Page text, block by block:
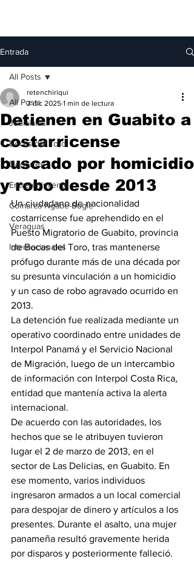
Entrada
All Posts
Judiciales
Bocas del Toro
Deportes
Entretenimiento
Comarca Ngäbe-Buglé
Veraguas
Internacionales
All Posts
Detienen en Guabito a
costarricense
buscado por homicidio
y robo desde 2013
retenchiriqui
3 dic 2025 1 min de lectura
Un ciudadano de nacionalidad
costarricense fue aprehendido en el
Puesto Migratorio de Guabito, provincia
de Bocas del Toro, tras mantenerse
prófugo durante más de una década por
su presunta vinculación a un homicidio
y un caso de robo agravado ocurrido en
2013.
La detención fue realizada mediante un
operativo coordinado entre unidades de
Interpol Panamá y el Servicio Nacional
de Migración, luego de un intercambio
de información con Interpol Costa Rica,
entidad que mantenía activa la alerta
internacional.
De acuerdo con las autoridades, los
hechos que se le atribuyen tuvieron
lugar el 2 de marzo de 2013, en el
sector de Las Delicias, en Guabito. En
ese momento, varios individuos
ingresaron armados a un local comercial
para despojar de dinero y artículos a los
presentes. Durante el asalto, una mujer
panameña resultó gravemente herida
por disparos y posteriormente falleció.